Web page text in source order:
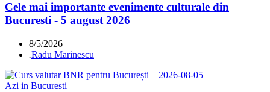
Cele mai importante evenimente culturale din
Bucuresti - 5 august 2026
8/5/2026
.Radu Marinescu
Azi in Bucuresti